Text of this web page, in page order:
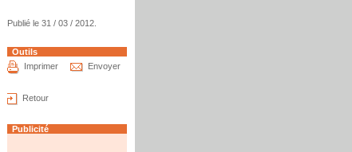
Publié le 31 / 03 / 2012.
Outils
Imprimer
Envoyer
Retour
Publicité